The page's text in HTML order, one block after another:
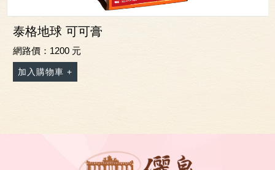
泰格地球 可可膏
網路價：1200 元
加入購物車 +